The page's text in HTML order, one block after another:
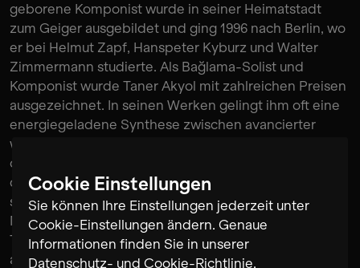
Cookie Einstellungen
Sie können Ihre Einstellungen jederzeit unter
Cookie-Einstellungen ändern. Genaue
Informationen finden Sie in unserer
Datenschutz- und Cookie-Richtlinie.
geborene Komponist wurde in seiner Heimatstadt
zum Geiger ausgebildet und ging 1996 nach Berlin, wo
er bei Helmut Zapf, Hanspeter Kyburz und Walter
Zimmermann studierte. Als Bağlama-Solist und
Komponist wurde Taner Akyol mit zahlreichen Preisen
ausgezeichnet. In seinen Werken gelingt ihm oft eine
energiegeladene Synthese zwischen avancierter
westlicher und traditioneller türkischer Musik, die über
oberflächliche Reize hinausgeht. Er ist Mitbegründer
des interkulturellen Ensembles Cornocopia und leitet
seit 2004 die internationale Musikschule ta
Musikatelier in Berlin-Kreuzberg. Ende 2012 wurde
Taner Akyols Kinderoper “Ali Baba und die 40 Räuber”
an der Komischen Oper Berlin mit großem Erfolg